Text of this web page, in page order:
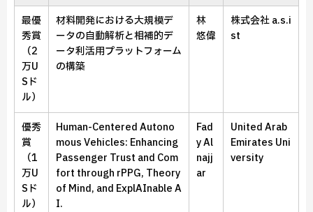
最優
秀賞
（2
万U
Sド
ル）
材料開発における大規模デ
ータの自動解析と相補的デ
ータ利活用プラットフォーム
の構築
林
悠偉
株式会社 a.s.i
st
優秀
賞
（1
万U
Sド
ル）
Human-Centered Autono
mous Vehicles: Enhancing
Passenger Trust and Com
fort through rPPG, Theory
of Mind, and ExplAInable A
I.
Fad
y Al
najj
ar
United Arab
Emirates Uni
versity